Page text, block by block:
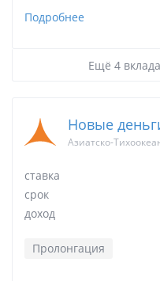
Подробнее
Ещё 4
Новые
Азиатско-
ставка
срок
доход
Пролонгация